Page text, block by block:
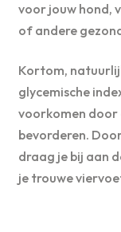
voor jouw hond,
of andere
Kortom,
glycemische
voorkomen door
bevorderen.
draag je bij aan
je trouwe